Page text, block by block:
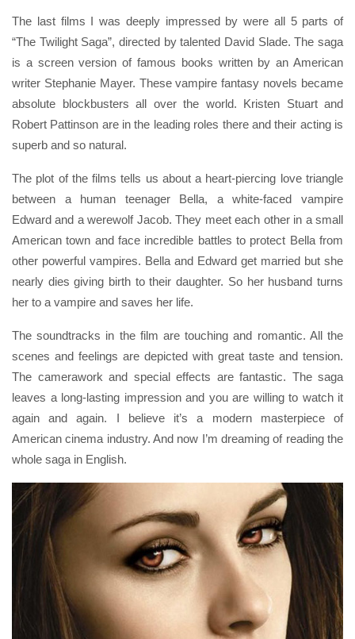
The last films I was deeply impressed by were all 5 parts of
“The Twilight Saga”, directed by talented David Slade. The saga
is a screen version of famous books written by an American
writer Stephanie Mayer. These vampire fantasy novels became
absolute blockbusters all over the world. Kristen Stuart and
Robert Pattinson are in the leading roles there and their acting is
superb and so natural.
The plot of the films tells us about a heart-piercing love triangle
between a human teenager Bella, a white-faced vampire
Edward and a werewolf Jacob. They meet each other in a small
American town and face incredible battles to protect Bella from
other powerful vampires. Bella and Edward get married but she
nearly dies giving birth to their daughter. So her husband turns
her to a vampire and saves her life.
The soundtracks in the film are touching and romantic. All the
scenes and feelings are depicted with great taste and tension.
The camerawork and special effects are fantastic. The saga
leaves a long-lasting impression and you are willing to watch it
again and again. I believe it’s a modern masterpiece of
American cinema industry. And now I’m dreaming of reading the
whole saga in English.